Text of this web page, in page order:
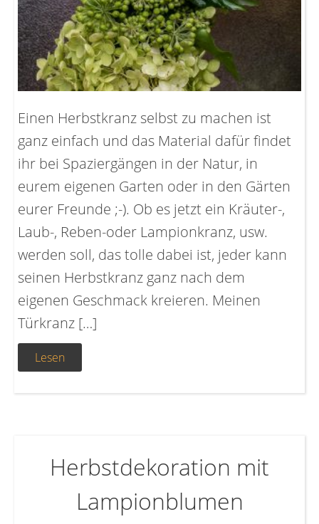
Einen Herbstkranz selbst zu machen ist
ganz einfach und das Material dafür findet
ihr bei Spaziergängen in der Natur, in
eurem eigenen Garten oder in den Gärten
eurer Freunde ;-). Ob es jetzt ein Kräuter-,
Laub-, Reben-oder Lampionkranz, usw.
werden soll, das tolle dabei ist, jeder kann
seinen Herbstkranz ganz nach dem
eigenen Geschmack kreieren. Meinen
Türkranz […]
Lesen
Herbstdekoration mit
Lampionblumen